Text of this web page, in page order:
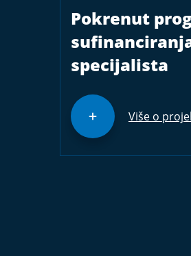
Pokrenut
specijalista
Više o